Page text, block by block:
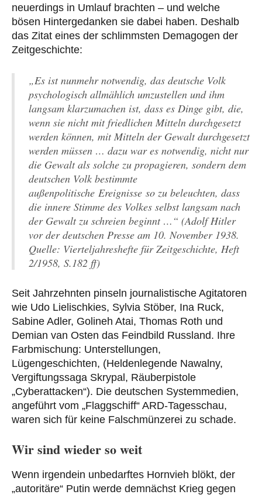
neuerdings in Umlauf brachten – und welche
bösen Hintergedanken sie dabei haben. Deshalb
das Zitat eines der schlimmsten Demagogen der
Zeitgeschichte:
„Es ist nunmehr notwendig, das deutsche Volk
psychologisch allmählich umzustellen und ihm
langsam klarzumachen ist, dass es Dinge gibt, die,
wenn sie nicht mit friedlichen Mitteln durchgesetzt
werden können, mit Mitteln der Gewalt durchgesetzt
werden müssen … dazu war es notwendig, nicht nur
die Gewalt als solche zu propagieren, sondern dem
deutschen Volk bestimmte
außenpolitische Ereignisse so zu beleuchten, dass
die innere Stimme des Volkes selbst langsam nach
der Gewalt zu schreien beginnt …“ (Adolf Hitler
vor der deutschen Presse am 10. November 1938.
Quelle: Vierteljahreshefte für Zeitgeschichte, Heft
2/1958, S.182 ff)
Seit Jahrzehnten pinseln journalistische Agitatoren
wie Udo Lielischkies, Sylvia Stöber, Ina Ruck,
Sabine Adler, Golineh Atai, Thomas Roth und
Demian van Osten das Feindbild Russland. Ihre
Farbmischung: Unterstellungen,
Lügengeschichten, (Heldenlegende Nawalny,
Vergiftungssaga Skrypal, Räuberpistole
„Cyberattacken“). Die deutschen Systemmedien,
angeführt vom „Flaggschiff“ ARD-Tagesschau,
waren sich für keine Falschmünzerei zu schade.
Wir sind wieder so weit
Wenn irgendein unbedarftes Hornvieh blökt, der
„autoritäre“ Putin werde demnächst Krieg gegen